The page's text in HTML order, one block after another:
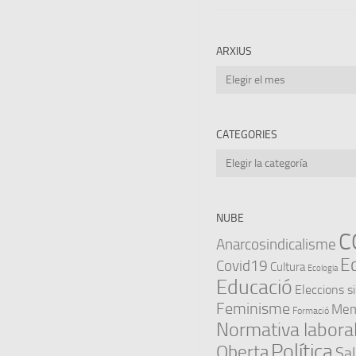
ARXIUS
Arxius
CATEGORIES
Categories
NUBE
Anarcosindicalisme
Covid19 Cultura Ecologia
Educació Eleccions
Feminisme Formació
Normativa